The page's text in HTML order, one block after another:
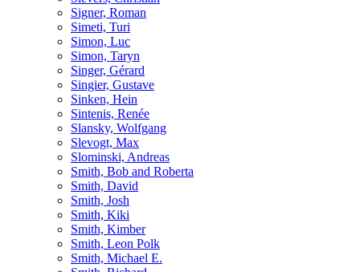
Signer, Roman
Simeti, Turi
Simon, Luc
Simon, Taryn
Singer, Gérard
Singier, Gustave
Sinken, Hein
Sintenis, Renée
Slansky, Wolfgang
Slevogt, Max
Slominski, Andreas
Smith, Bob and Roberta
Smith, David
Smith, Josh
Smith, Kiki
Smith, Kimber
Smith, Leon Polk
Smith, Michael E.